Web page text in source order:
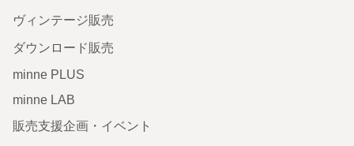
ヴィンテージ販売
ダウンロード販売
minne PLUS
minne LAB
販売支援企画・イベント